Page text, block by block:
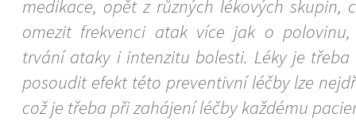
medikace, opět z různých lékových skupin,
omezit frekvenci atak více jak o
trvání ataky i intenzitu bolesti. Léky je třeba
posoudit efekt této preventivní léčby lze
což je třeba při zahájení léčby každému